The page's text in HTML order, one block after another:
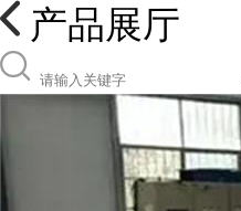
产品展厅